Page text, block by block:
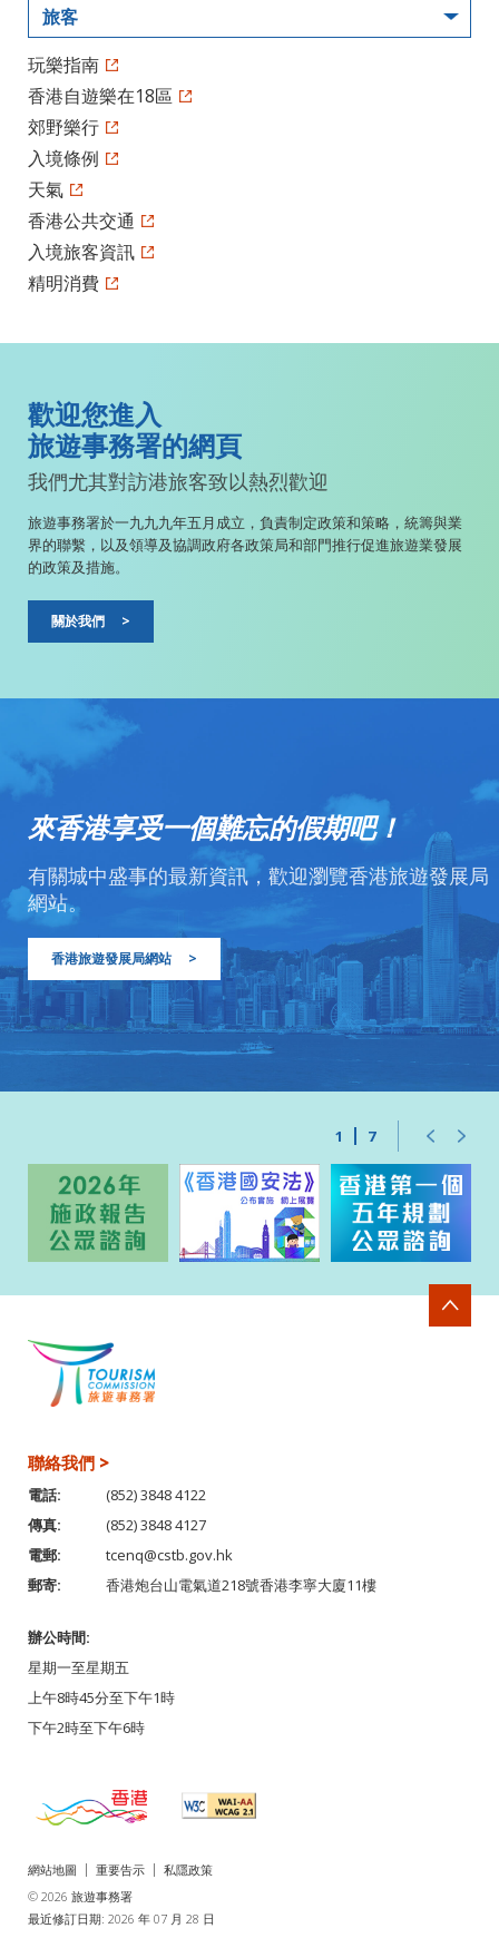
旅客
玩樂指南
香港自遊樂在18區
郊野樂行
入境條例
天氣
香港公共交通
入境旅客資訊
精明消費
歡迎您進入
旅遊事務署的網頁
我們尤其對訪港旅客致以熱烈歡迎
旅遊事務署於一九九九年五月成立，負責制定政策和策略，統籌與業
界的聯繫，以及領導及協調政府各政策局和部門推行促進旅遊業發展
的政策及措施。
關於我們 >
來香港享受一個難忘的假期吧！
有關城中盛事的最新資訊，歡迎瀏覽香港旅遊發展局
網站。
香港旅遊發展局網站 >
1 7
聯絡我們 >
電話:
(852) 3848 4122
傳真:
(852) 3848 4127
電郵:
tcenq@cstb.gov.hk
郵寄:
香港炮台山電氣道218號香港李寧大廈11樓
辦公時間:
星期一至星期五
上午8時45分至下午1時
下午2時至下午6時
網站地圖 重要告示
私隱政策
© 2026 旅遊事務署
最近修訂日期: 2026 年 07 月 28 日